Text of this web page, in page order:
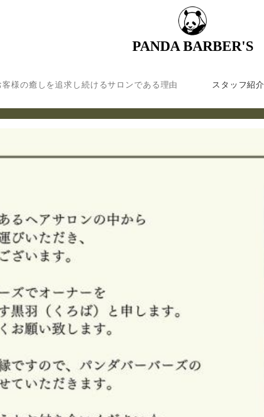
PANDA BARBER'S
客様の癒しを追求し続けるサロンである理由 スタッフ紹介